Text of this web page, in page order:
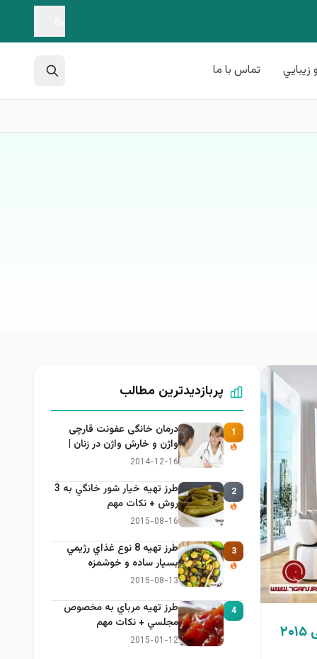
زيبايي تماس با ما
مدل های دکوراسیون مدرن نشیمن و پذیرایی ۲۰۱۵
پربازدیدترین مطالب
1
درمان خانگی عفونت قارچی
واژن و خارش واژن در زنان |
راهنمای کامل، ایمن و کاربردی
2014-12-16
2
طرز تهيه خیار شور خانگي به 3
روش + نكات مهم
2015-08-16
3
طرز تهيه 8 نوع غذاي رژيمي
بسيار ساده و خوشمزه
2015-08-13
4
طرز تهيه مرباي به مخصوص
مجلسي + نكات مهم
2015-01-12